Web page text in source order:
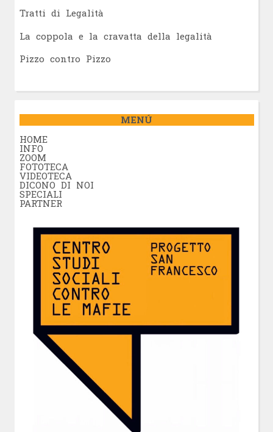
Tratti di Legalità
La coppola e la cravatta della legalità
Pizzo contro Pizzo
MENÚ
HOME
INFO
ZOOM
FOTOTECA
VIDEOTECA
DICONO DI NOI
SPECIALI
PARTNER